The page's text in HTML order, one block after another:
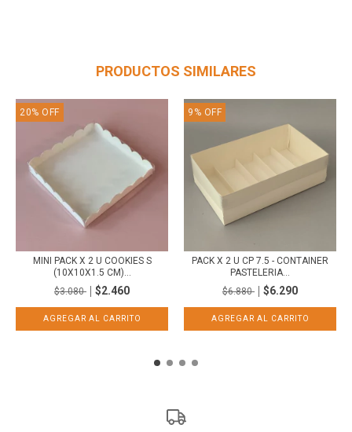
PRODUCTOS SIMILARES
20% OFF
MINI PACK X 2 U COOKIES S
(10X10X1.5 CM)...
$3.080
$2.460
9 % OFF
PACK X 2 U CP 7.5 - CONTAINER
PASTELERIA...
$6.880
$6.290